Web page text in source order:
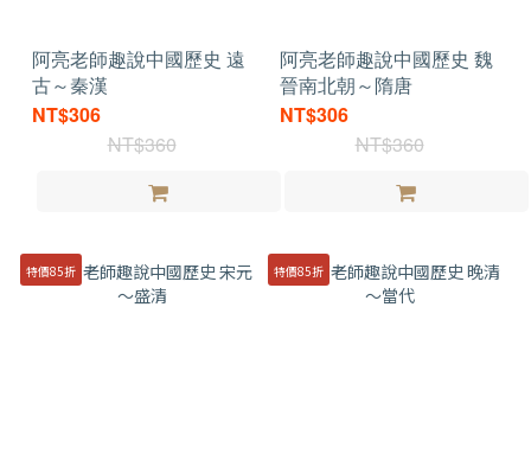
阿亮老師趣說中國歷史 遠
古～秦漢
NT$306
NT$360
阿亮老師趣說中國歷史 魏
晉南北朝～隋唐
NT$306
NT$360
特價85折 特價85折